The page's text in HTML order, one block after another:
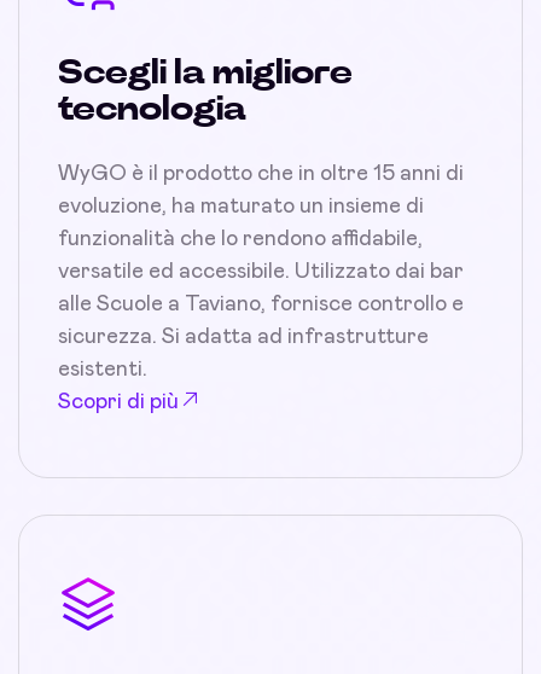
Scegli la migliore
tecnologia
WyGO è il prodotto che in oltre 15 anni di
evoluzione, ha maturato un insieme di
funzionalità che lo rendono affidabile,
versatile ed accessibile. Utilizzato dai bar
alle Scuole a Taviano, fornisce controllo e
sicurezza. Si adatta ad infrastrutture
esistenti.
Scopri di più